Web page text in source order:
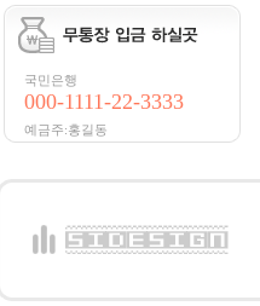
국민은행
000-1111-22-3333
예금주:홍길동